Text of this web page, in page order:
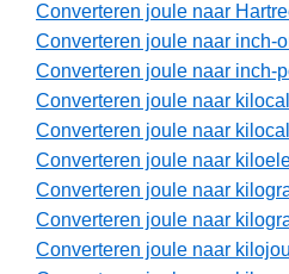
Converteren joule naar
Converteren joule naar inch-
Converteren joule naar inch-
Converteren joule naar
Converteren joule naar
Converteren joule naar
Converteren joule naar
Converteren joule naar
Converteren joule naar